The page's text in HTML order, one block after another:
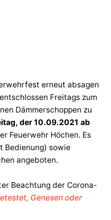
erneut absagen
Freitags zum
Dämmerschoppen zu
der 10.09.2021 ab
Feuerwehr Höchen. Es
Bedienung) sowie
angeboten.
Beachtung der Corona-
Genesen oder